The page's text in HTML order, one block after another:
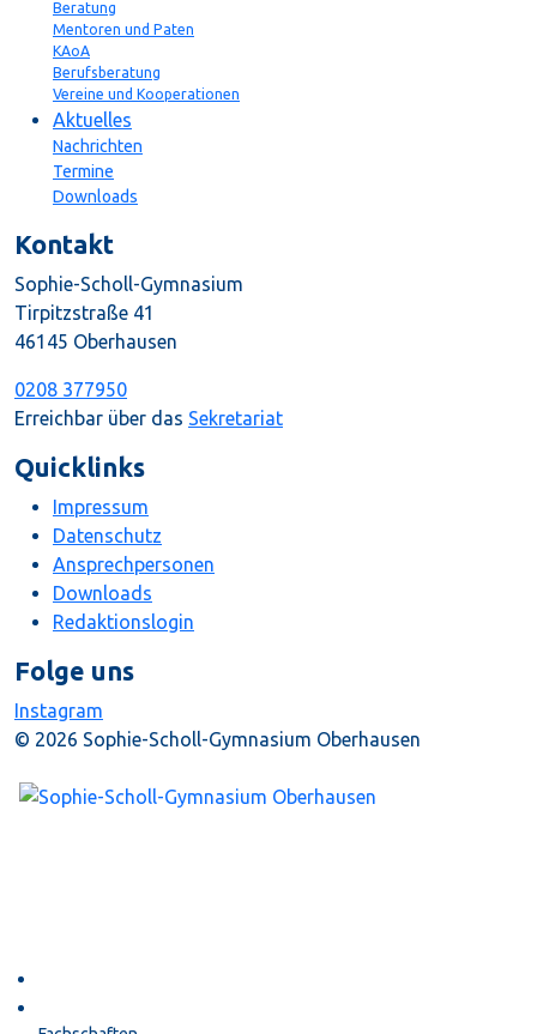
Beratung
Mentoren und Paten
KAoA
Berufsberatung
Vereine und Kooperationen
Aktuelles
Nachrichten
Termine
Downloads
Kontakt
Sophie-Scholl-Gymnasium
Tirpitzstraße 41
46145 Oberhausen
0208 377950
Erreichbar über das Sekretariat
Quicklinks
Impressum
Datenschutz
Ansprechpersonen
Downloads
Redaktionslogin
Folge uns
Instagram
© 2026 Sophie-Scholl-Gymnasium Oberhausen